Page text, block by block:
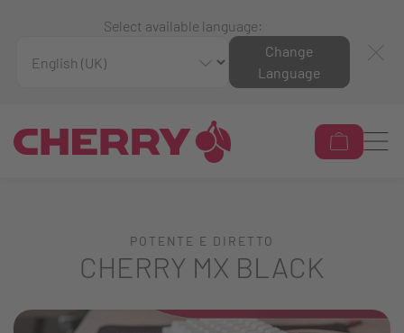
Select available language:
Change
Language
POTENTE E DIRETTO
CHERRY MX BLACK